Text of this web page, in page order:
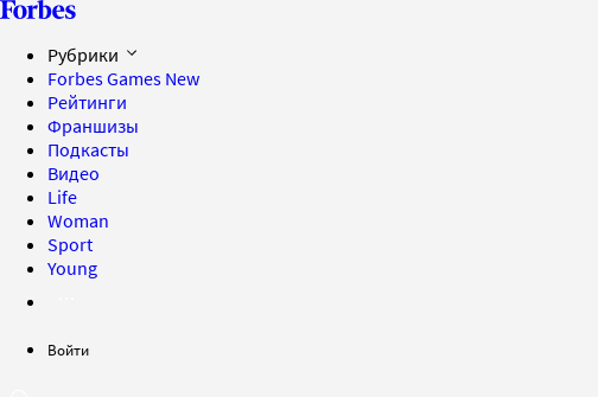
Рубрики
Forbes Games New
Рейтинги
Франшизы
Подкасты
Видео
Life
Woman
Sport
Young
Войти